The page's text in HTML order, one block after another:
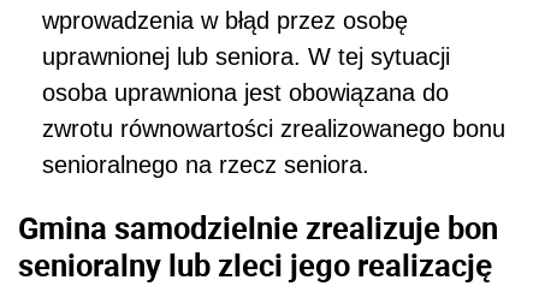
wprowadzenia w błąd przez osobę
uprawnionej lub seniora. W tej sytuacji
osoba uprawniona jest obowiązana do
zwrotu równowartości zrealizowanego bonu
senioralnego na rzecz seniora.
Gmina samodzielnie zrealizuje bon
senioralny lub zleci jego realizację